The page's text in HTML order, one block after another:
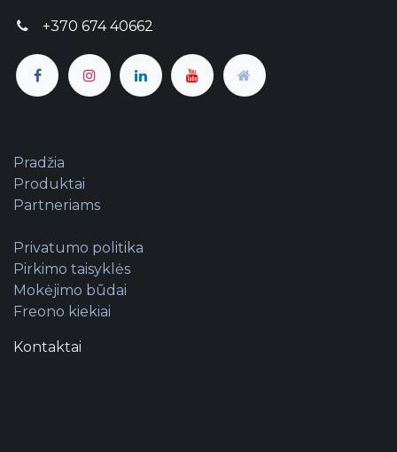
+370 674 40662
Pradžia
Produktai
Partneriams
Privatumo politika
Pirkimo taisyklės
Mokėjimo būdai
Freono kiekiai
Kontaktai